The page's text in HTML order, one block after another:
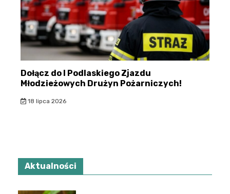
Dołącz do I Podlaskiego Zjazdu
Młodzieżowych Drużyn Pożarniczych!
18 lipca 2026
Aktualności